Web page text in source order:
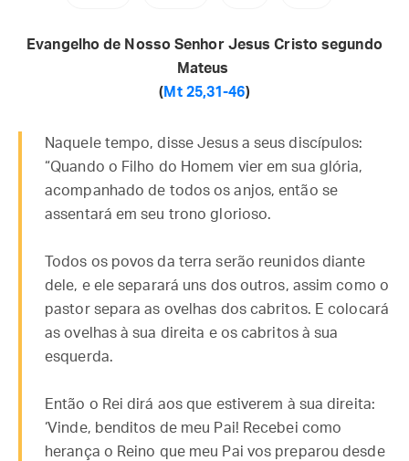
Evangelho de Nosso Senhor Jesus Cristo segundo
Mateus
( Mt 25,31-46)
Naquele tempo, disse Jesus a seus discípulos:
“Quando o Filho do Homem vier em sua glória,
acompanhado de todos os anjos, então se
assentará em seu trono glorioso.
Todos os povos da terra serão reunidos diante
dele, e ele separará uns dos outros, assim como o
pastor separa as ovelhas dos cabritos. E colocará
as ovelhas à sua direita e os cabritos à sua
esquerda.
Então o Rei dirá aos que estiverem à sua direita:
‘Vinde, benditos de meu Pai! Recebei como
herança o Reino que meu Pai vos preparou desde